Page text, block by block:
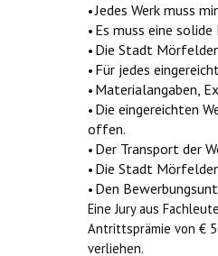
•Jedes Werk muss
• Es muss eine
• Die Stadt
• Für jedes
• Materialangaben,
• Die eingereichten
offen.
• Der Transport der
• Die Stadt
• Den
Eine Jury aus
Antrittsprämie von €
verliehen.